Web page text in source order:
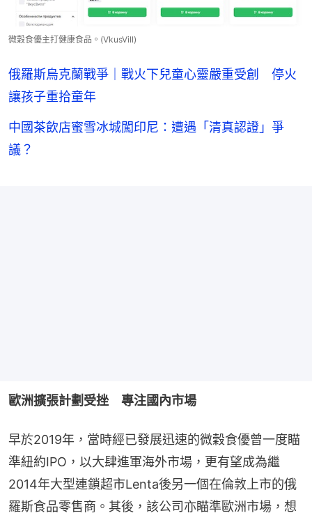
微穀食優主打健康食品。(VkusVill)
俄羅斯烏克蘭戰爭｜戰火下兒童心靈嚴重受創 停火
讓孩子重拾童年
中國茶飲店蜜雪冰城闖印尼：遭遇「清真認證」爭
議？
歐洲擴張計劃受挫　專注國內市場
早於2019年，當時經已發展迅速的微穀食優曾一度瞄
準紐約IPO，以大肆進軍海外市場，更有望成為繼
2014年大型連鎖超市Lenta後另一個在倫敦上市的俄
羅斯食品零售商。其後，該公司亦瞄準歐洲市場，想